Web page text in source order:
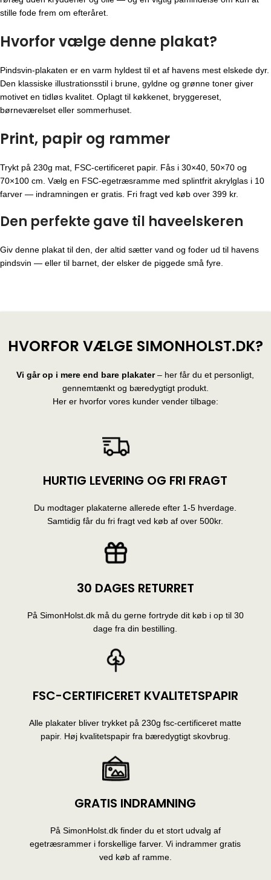
stille fode frem om efteråret.
Hvorfor vælge denne plakat?
Pindsvin-plakaten er en varm hyldest til et af havens mest elskede dyr.
Den klassiske illustrationsstil i brune, gyldne og grønne toner giver
motivet en tidløs kvalitet. Oplagt til køkkenet, bryggereset,
børneværelset eller sommerhuset.
Print, papir og rammer
Trykt på 230g mat, FSC-certificeret papir. Fås i 30×40, 50×70 og
70×100 cm. Vælg en FSC-egetræsramme med splintfrit akrylglas i 10
farver — indramningen er gratis. Fri fragt ved køb over 399 kr.
Den perfekte gave til haveelskeren
Giv denne plakat til den, der altid sætter vand og foder ud til havens
pindsvin — eller til barnet, der elsker de piggede små fyre.
HVORFOR VÆLGE SIMONHOLST.DK?
Vi går op i mere end bare plakater– her får du et personligt,
gennemtænkt og bæredygtigt produkt.
Her er hvorfor vores kunder vender tilbage:
HURTIG LEVERING OG FRI FRAGT
Du modtager plakaterne allerede efter 1-5 hverdage.
Samtidig får du fri fragt ved køb af over 500kr.
30 DAGES RETURRET
På SimonHolst.dk må du gerne fortryde dit køb i op til 30
dage fra din bestilling.
FSC-CERTIFICERET KVALITETSPAPIR
Alle plakater bliver trykket på 230g fsc-certificeret matte
papir. Høj kvalitetspapir fra bæredygtigt skovbrug.
GRATIS INDRAMNING
På SimonHolst.dk finder du et stort udvalg af
egetræsrammer i forskellige farver. Vi indrammer gratis
ved køb af ramme.